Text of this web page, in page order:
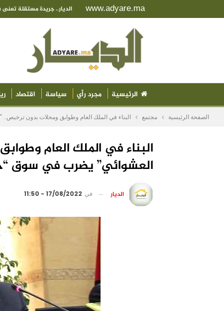
www.adyare.ma الديار.. جريدة مستقلة
الرئيسية مجرد رأي سياسة اقتصاد
الصفحة الرئيسية مجتمع البناء في الملك العام وطوابق ومحلات بدون
البناء في الملك العام
العشوائي” يضرب في سوق
الديار في 17/08/2022 - 11:50